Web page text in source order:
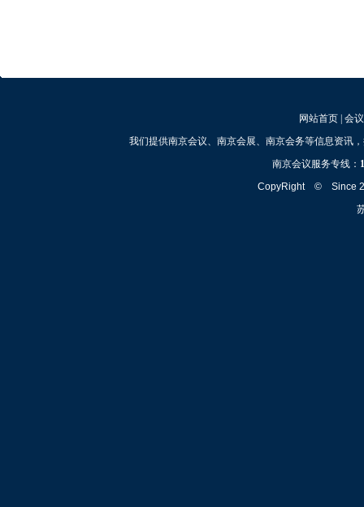
网站首页| 会
我们提供南京会议、南京会展、南京会务等信息资讯
南京会议服务专线：
CopyRight © Since